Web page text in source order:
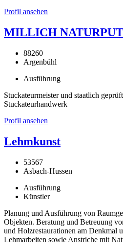
Profil ansehen
MILLICH
88260
Argenbühl
Ausführung
Stuckateurmeister und staatlich
Stuckateurhandwerk
Profil ansehen
Lehmkunst
53567
Asbach-Hussen
Ausführung
Künstler
Planung und Ausführung von
Objekten. Beratung und Betreuung
und Holzrestaurationen am Denkmal
Lehmarbeiten sowie Anstriche mit